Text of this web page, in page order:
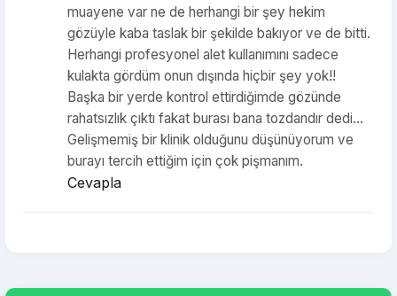
muayene var ne de herhangi bir şey hekim
gözüyle kaba taslak bir şekilde bakıyor ve de bitti.
Herhangi profesyonel alet kullanımını sadece
kulakta gördüm onun dışında hiçbir şey yok!!
Başka bir yerde kontrol ettirdiğimde gözünde
rahatsızlık çıktı fakat burası bana tozdandır dedi…
Gelişmemiş bir klinik olduğunu düşünüyorum ve
burayı tercih ettiğim için çok pişmanım.
Cevapla